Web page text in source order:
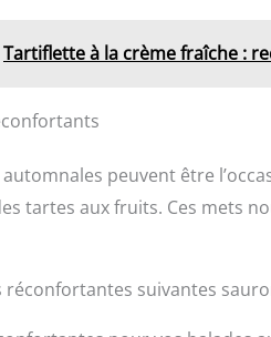
Tartiflette à la crème fraîche :
automnales peuvent être
tartes aux fruits. Ces mets
réconfortantes suivantes